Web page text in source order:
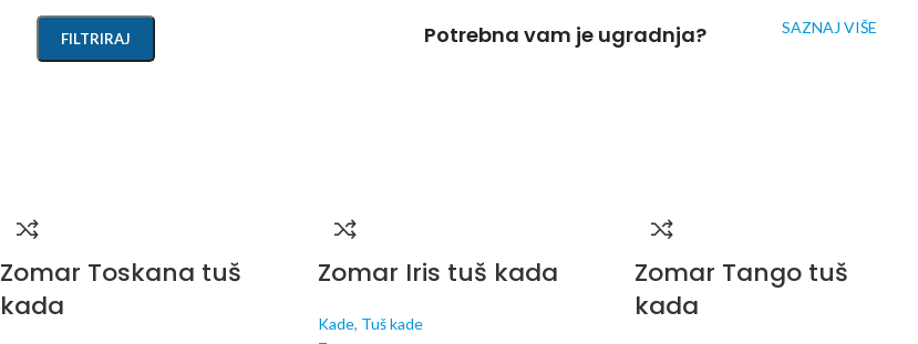
FILTRIRAJ Potrebna vam je ugradnja? SAZNAJ VIŠE
Zomar Toskana tuš
kada
Zomar Iris tuš kada
Kade, Tuš kade
Zomar Tango tuš
kada